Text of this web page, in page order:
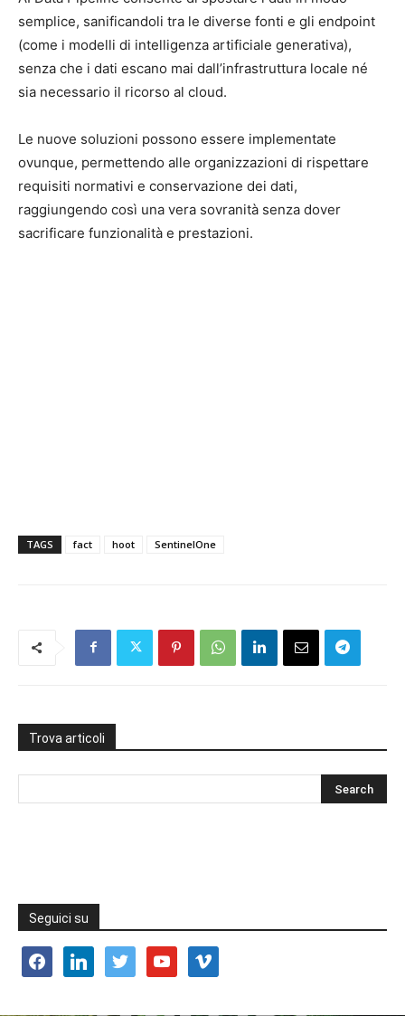
semplice, sanificandoli tra le diverse fonti e gli endpoint
(come i modelli di intelligenza artificiale generativa),
senza che i dati escano mai dall’infrastruttura locale né
sia necessario il ricorso al cloud.
Le nuove soluzioni possono essere implementate
ovunque, permettendo alle organizzazioni di rispettare
requisiti normativi e conservazione dei dati,
raggiungendo così una vera sovranità senza dover
sacrificare funzionalità e prestazioni.
TAGS fact hoot SentinelOne
Trova articoli
Seguici su
facebooklinkedin twitter youtube vimeo